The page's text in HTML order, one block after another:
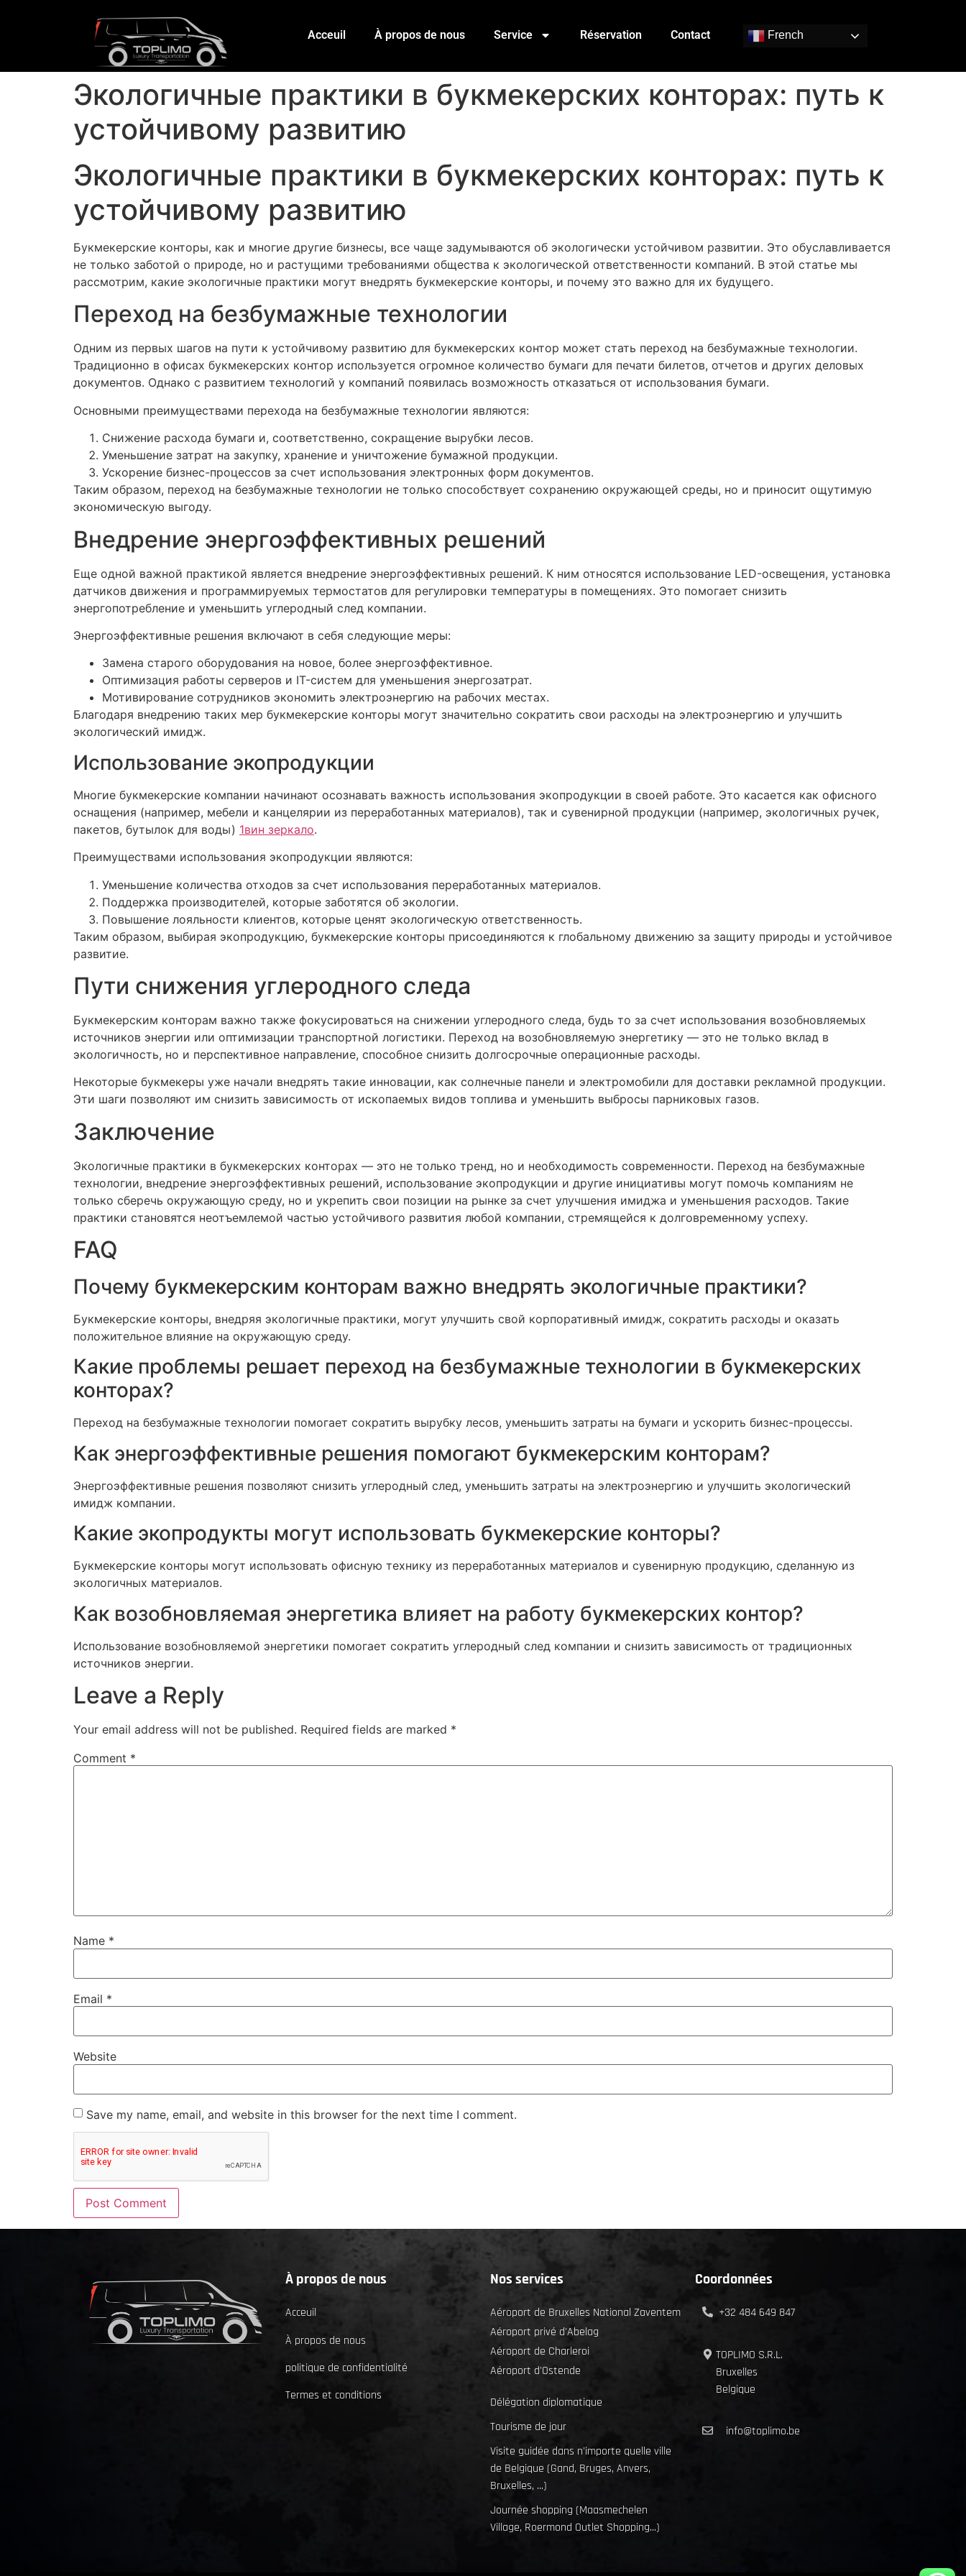
Acceuil À propos de nous Service Réservation Contact French
Экологичные практики в букмекерских конторах: путь к
устойчивому развитию
Экологичные практики в букмекерских конторах: путь к
устойчивому развитию
Букмекерские конторы, как и многие другие бизнесы, все чаще задумываются об экологически устойчивом развитии. Это обуславливается
не только заботой о природе, но и растущими требованиями общества к экологической ответственности компаний. В этой статье мы
рассмотрим, какие экологичные практики могут внедрять букмекерские конторы, и почему это важно для их будущего.
Переход на безбумажные технологии
Одним из первых шагов на пути к устойчивому развитию для букмекерских контор может стать переход на безбумажные технологии.
Традиционно в офисах букмекерских контор используется огромное количество бумаги для печати билетов, отчетов и других деловых
документов. Однако с развитием технологий у компаний появилась возможность отказаться от использования бумаги.
Основными преимуществами перехода на безбумажные технологии являются:
Снижение расхода бумаги и, соответственно, сокращение вырубки лесов.
Уменьшение затрат на закупку, хранение и уничтожение бумажной продукции.
Ускорение бизнес-процессов за счет использования электронных форм документов.
Таким образом, переход на безбумажные технологии не только способствует сохранению окружающей среды, но и приносит ощутимую
экономическую выгоду.
Внедрение энергоэффективных решений
Еще одной важной практикой является внедрение энергоэффективных решений. К ним относятся использование LED-освещения, установка
датчиков движения и программируемых термостатов для регулировки температуры в помещениях. Это помогает снизить
энергопотребление и уменьшить углеродный след компании.
Энергоэффективные решения включают в себя следующие меры:
Замена старого оборудования на новое, более энергоэффективное.
Оптимизация работы серверов и IT-систем для уменьшения энергозатрат.
Мотивирование сотрудников экономить электроэнергию на рабочих местах.
Благодаря внедрению таких мер букмекерские конторы могут значительно сократить свои расходы на электроэнергию и улучшить
экологический имидж.
Использование экопродукции
Многие букмекерские компании начинают осознавать важность использования экопродукции в своей работе. Это касается как офисного
оснащения (например, мебели и канцелярии из переработанных материалов), так и сувенирной продукции (например, экологичных ручек,
пакетов, бутылок для воды) 1вин зеркало.
Преимуществами использования экопродукции являются:
Уменьшение количества отходов за счет использования переработанных материалов.
Поддержка производителей, которые заботятся об экологии.
Повышение лояльности клиентов, которые ценят экологическую ответственность.
Таким образом, выбирая экопродукцию, букмекерские конторы присоединяются к глобальному движению за защиту природы и устойчивое
развитие.
Пути снижения углеродного следа
Букмекерским конторам важно также фокусироваться на снижении углеродного следа, будь то за счет использования возобновляемых
источников энергии или оптимизации транспортной логистики. Переход на возобновляемую энергетику — это не только вклад в
экологичность, но и перспективное направление, способное снизить долгосрочные операционные расходы.
Некоторые букмекеры уже начали внедрять такие инновации, как солнечные панели и электромобили для доставки рекламной продукции.
Эти шаги позволяют им снизить зависимость от ископаемых видов топлива и уменьшить выбросы парниковых газов.
Заключение
Экологичные практики в букмекерских конторах — это не только тренд, но и необходимость современности. Переход на безбумажные
технологии, внедрение энергоэффективных решений, использование экопродукции и другие инициативы могут помочь компаниям не
только сберечь окружающую среду, но и укрепить свои позиции на рынке за счет улучшения имиджа и уменьшения расходов. Такие
практики становятся неотъемлемой частью устойчивого развития любой компании, стремящейся к долговременному успеху.
FAQ
Почему букмекерским конторам важно внедрять экологичные практики?
Букмекерские конторы, внедряя экологичные практики, могут улучшить свой корпоративный имидж, сократить расходы и оказать
положительное влияние на окружающую среду.
Какие проблемы решает переход на безбумажные технологии в букмекерских
конторах?
Переход на безбумажные технологии помогает сократить вырубку лесов, уменьшить затраты на бумаги и ускорить бизнес-процессы.
Как энергоэффективные решения помогают букмекерским конторам?
Энергоэффективные решения позволяют снизить углеродный след, уменьшить затраты на электроэнергию и улучшить экологический
имидж компании.
Какие экопродукты могут использовать букмекерские конторы?
Букмекерские конторы могут использовать офисную технику из переработанных материалов и сувенирную продукцию, сделанную из
экологичных материалов.
Как возобновляемая энергетика влияет на работу букмекерских контор?
Использование возобновляемой энергетики помогает сократить углеродный след компании и снизить зависимость от традиционных
источников энергии.
Leave a Reply
Your email address will not be published. Required fields are marked *
Comment *
Name *
Email *
Website
Save my name, email, and website in this browser for the next time I comment.
À propos de nous
Acceuil
À propos de nous
politique de confidentialité
Termes et conditions
Nos services
Aéroport de Bruxelles National Zaventem
Aéroport privé d'Abelag
Aéroport de Charleroi
Aéroport d'Ostende
Délégation diplomatique
Tourisme de jour
Visite guidée dans n'importe quelle ville
de Belgique (Gand, Bruges, Anvers,
Bruxelles, ...)
Journée shopping (Maasmechelen
Village, Roermond Outlet Shopping...)
Coordonnées
+32 484 649 847
TOPLIMO S.R.L.
Bruxelles
Belgique
info@toplimo.be